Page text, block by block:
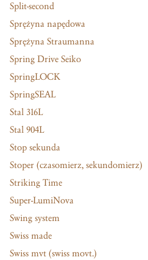
Split-second
Sprężyna napędowa
Sprężyna Straumanna
Spring Drive Seiko
SpringLOCK
SpringSEAL
Stal 316L
Stal 904L
Stop sekunda
Stoper (czasomierz, sekundomierz)
Striking Time
Super-LumiNova
Swing system
Swiss made
Swiss mvt (swiss movt.)